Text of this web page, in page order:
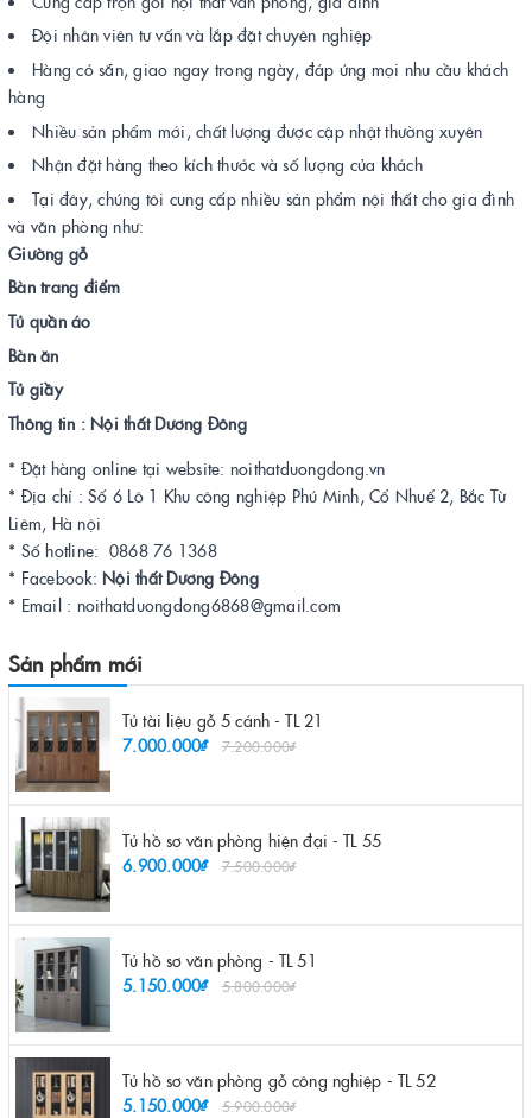
Đội nhân viên tư vấn và lắp đặt chuyên nghiệp
Hàng có sẵn, giao ngay trong ngày, đáp ứng mọi nhu cầu khách
hàng
Nhiều sản phẩm mới, chất lượng được cập nhật thường xuyên
Nhận đặt hàng theo kích thước và số lượng của khách
Tại đây, chúng tôi cung cấp nhiều sản phẩm nội thất cho gia đình
và văn phòng như:
Giường gỗ
Bàn trang điểm
Tủ quần áo
Bàn ăn
Tủ giầy
Thông tin : Nội thất Dương Đông
* Đặt hàng online tại website: noithatduongdong.vn
* Địa chỉ : Số 6 Lô 1 Khu công nghiệp Phú Minh, Cổ Nhuế 2, Bắc Từ
Liêm, Hà nội
* Số hotline: 0868 76 1368
* Facebook: Nội thất Dương Đông
* Email : noithatduongdong6868@gmail.com
Sản phẩm mới
Tủ tài liệu gỗ 5 cánh - TL 21
7.000.000₫
7.200.000₫
Tủ hồ sơ văn phòng hiện đại - TL 55
6.900.000₫
7.500.000₫
Tủ hồ sơ văn phòng - TL 51
5.150.000₫
5.800.000₫
Tủ hồ sơ văn phòng gỗ công nghiệp - TL 52
5.150.000₫
5.900.000₫